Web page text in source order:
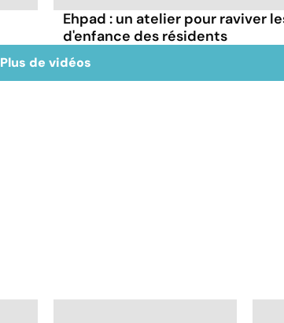
Ehpad : un atelier pour raviver
d'enfance des résidents
Plus de vidéos